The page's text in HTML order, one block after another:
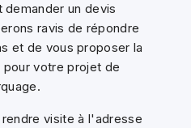
un devis
ravis de répondre
et de vous proposer la
pour votre projet de
visite à l'adresse